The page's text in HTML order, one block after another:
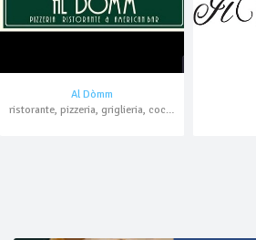
Al Dòmm
ristorante, pizzeria, griglieria, cocktail bar, bar, hamburger